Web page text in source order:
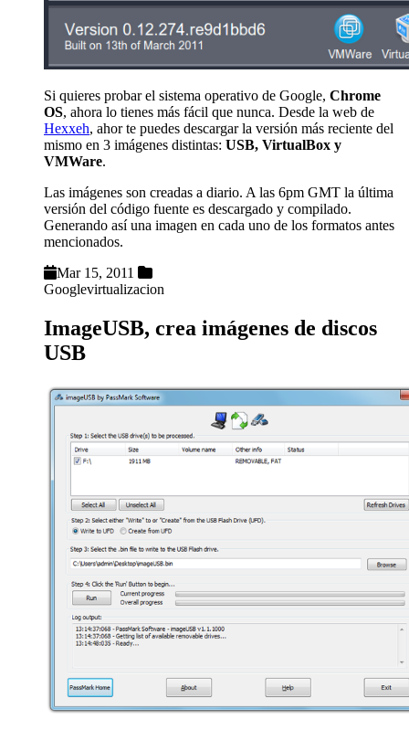
Si quieres probar el sistema operativo de Google, Chrome
OS, ahora lo tienes más fácil que nunca. Desde la web de
Hexxeh, ahor te puedes descargar la versión más reciente del
mismo en 3 imágenes distintas: USB, VirtualBox y
VMWare.
Las imágenes son creadas a diario. A las 6pm GMT la última
versión del código fuente es descargado y compilado.
Generando así una imagen en cada uno de los formatos antes
mencionados.
Mar 15, 2011
Googlevirtualizacion
ImageUSB, crea imágenes de discos
USB